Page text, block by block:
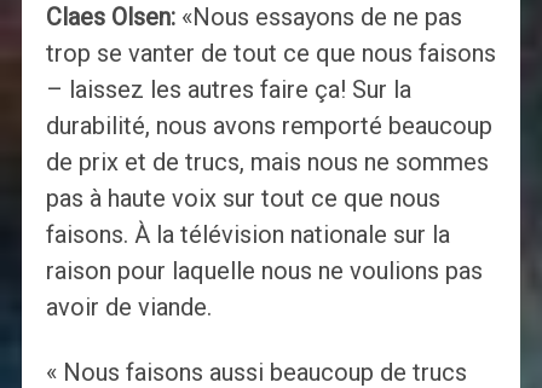
Claes Olsen:«Nous essayons de ne pas
trop se vanter de tout ce que nous faisons
– laissez les autres faire ça! Sur la
durabilité, nous avons remporté beaucoup
de prix et de trucs, mais nous ne sommes
pas à haute voix sur tout ce que nous
faisons. À la télévision nationale sur la
raison pour laquelle nous ne voulions pas
avoir de viande.
« Nous faisons aussi beaucoup de trucs